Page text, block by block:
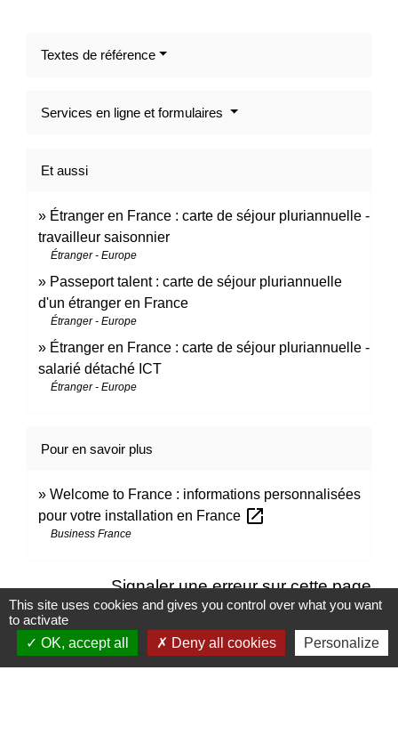
Textes de référence
Services en ligne et formulaires
Et aussi
Étranger en France : carte de séjour pluriannuelle -
travailleur saisonnier
Étranger - Europe
Passeport talent : carte de séjour pluriannuelle
d'un étranger en France
Étranger - Europe
Étranger en France : carte de séjour pluriannuelle -
salarié détaché ICT
Étranger - Europe
Pour en savoir plus
Welcome to France : informations personnalisées
pour votre installation en France open_in_new
Business France
Signaler une erreur sur cette page
This site uses cookies and gives you control over what you want
to activate
OK, accept all
Deny all cookies Personalize